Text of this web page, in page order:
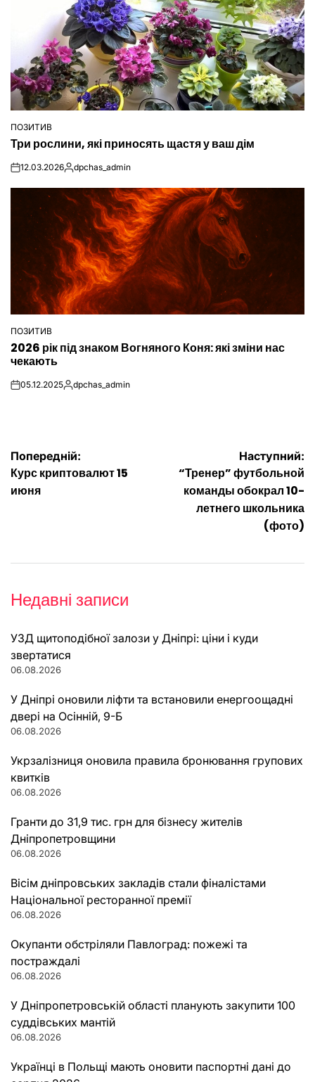
ОПУБЛІКУВАТИ
ПОЗИТИВ
Три рослини, які приносять щастя у ваш дім
on12.03.2026Опубліковано
dpchas_admin
ОПУБЛІКУВАТИ
У
ПОЗИТИВ
2026 рік під знаком Вогняного Коня: які зміни нас
чекають
on05.12.2025Опубліковано
dpchas_admin
Навігація
записів
Попередній:
Курс криптовалют 15
июня
Наступний:
“Тренер” футбольной
команды обокрал 10-
летнего школьника
(фото)
Недавні записи
УЗД щитоподібної залози у Дніпрі: ціни і куди
звертатися
06.08.2026
У Дніпрі оновили ліфти та встановили енергоощадні
двері на Осінній, 9-Б
06.08.2026
Укрзалізниця оновила правила бронювання групових
квитків
06.08.2026
Гранти до 31,9 тис. грн для бізнесу жителів
Дніпропетровщини
06.08.2026
Вісім дніпровських закладів стали фіналістами
Національної ресторанної премії
06.08.2026
Окупанти обстріляли Павлоград: пожежі та
постраждалі
06.08.2026
У Дніпропетровській області планують закупити 100
суддівських мантій
06.08.2026
Українці в Польщі мають оновити паспортні дані до